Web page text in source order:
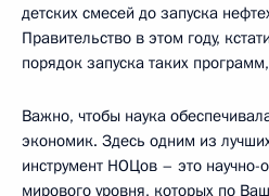
детских смесей до запуска
Правительство в этом году,
порядок запуска таких
Важно, чтобы наука
экономик. Здесь одним из
инструмент НОЦов – это
мирового уровня, которых по